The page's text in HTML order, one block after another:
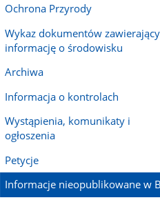
Ochrona Przyrody
Wykaz dokumentów
informację o środowisku
Archiwa
Informacja o kontrolach
Wystąpienia, komunikaty i
ogłoszenia
Petycje
Informacje nieopublikowane w